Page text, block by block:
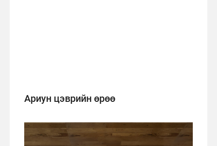
Ариун цэврийн өрөө